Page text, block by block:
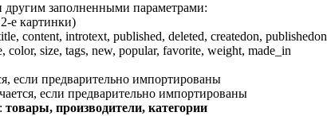
другим заполненными параметрами:
е картинки)
content, introtext, published, deleted, createdon, publishedon
size, tags, new, popular, favorite, weight, made_in
если предварительно импортированы
если предварительно импортированы
товары, производители, категории